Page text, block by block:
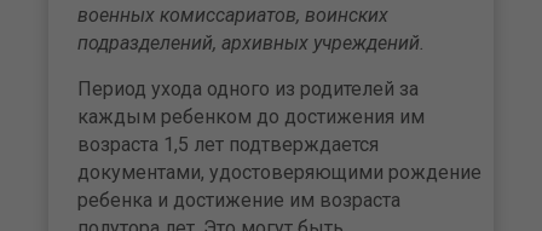
военных комиссариатов, воинских
подразделений, архивных учреждений.
Период ухода одного из родителей за
каждым ребенком до достижения им
возраста 1,5 лет подтверждается
документами, удостоверяющими рождение
ребенка и достижение им возраста